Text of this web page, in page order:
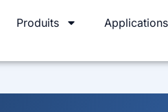
Produits Applications